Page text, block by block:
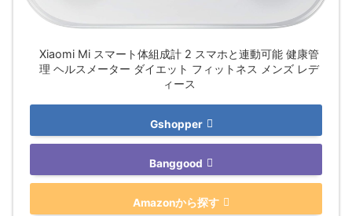
Xiaomi Mi スマート体組成計 2 スマホと連動可能 健康管
理 ヘルスメーター ダイエット フィットネス メンズ レデ
ィース
Gshopper
Banggood
Amazonから探す